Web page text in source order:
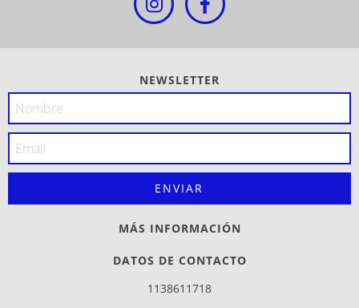
NEWSLETTER
MÁS INFORMACIÓN
DATOS DE CONTACTO
1138611718